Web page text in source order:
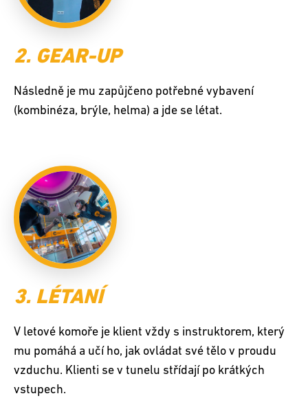
2. GEAR-UP
Následně je mu zapůjčeno potřebné vybavení
(kombinéza, brýle, helma) a jde se létat.
3. LÉTANÍ
V letové komoře je klient vždy s instruktorem, který
mu pomáhá a učí ho, jak ovládat své tělo v proudu
vzduchu. Klienti se v tunelu střídají po krátkých
vstupech.